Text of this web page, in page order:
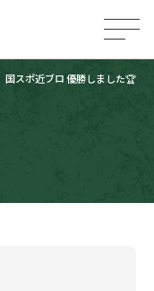
国スポ近ブロ 優勝しました🏆